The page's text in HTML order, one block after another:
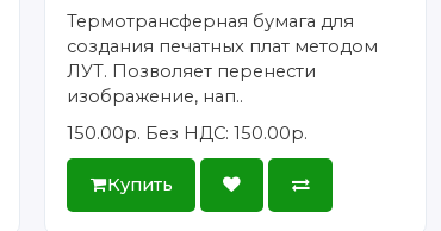
Термотрансферная бумага для
создания печатных плат методом
ЛУТ. Позволяет перенести
изображение, нап..
150.00р. Без НДС: 150.00р.
Купить